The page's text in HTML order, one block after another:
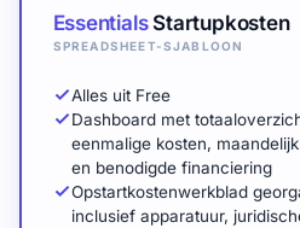
EssentialsStartupkosten
SPREADSHEET-SJABLOON
Alles uit Free
Dashboard met
eenmalige kosten,
en benodigde financiering
Opstartkostenwerkblad
inclusief apparatuur,